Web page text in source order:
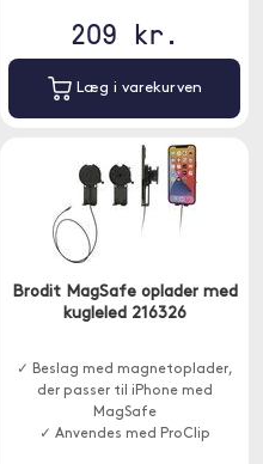
209 kr.
Læg i varekurven
Brodit MagSafe oplader med
kugleled 216326
✓ Beslag med magnetoplader,
der passer til iPhone med
MagSafe
✓ Anvendes med ProClip